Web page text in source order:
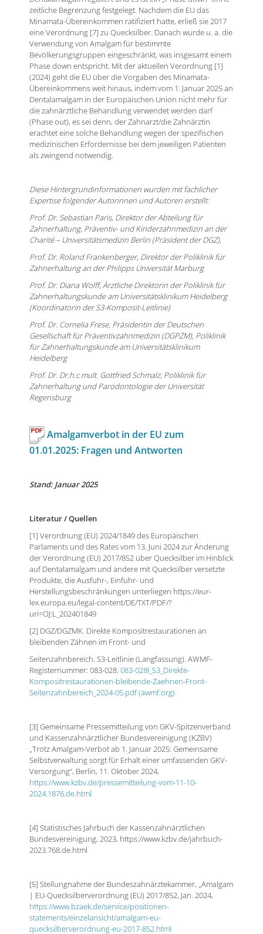
zeitliche Begrenzung festgelegt. Nachdem die EU das
Minamata-Übereinkommen ratifiziert hatte, erließ sie 2017
eine Verordnung [7] zu Quecksilber. Danach wurde u. a. die
Verwendung von Amalgam für bestimmte
Bevölkerungsgruppen eingeschränkt, was insgesamt einem
Phase down entspricht. Mit der aktuellen Verordnung [1]
(2024) geht die EU über die Vorgaben des Minamata-
Übereinkommens weit hinaus, indem vom 1. Januar 2025 an
Dentalamalgam in der Europäischen Union nicht mehr für
die zahnärztliche Behandlung verwendet werden darf
(Phase out), es sei denn, der Zahnarzt/die Zahnärztin
erachtet eine solche Behandlung wegen der spezifischen
medizinischen Erfordernisse bei dem jeweiligen Patienten
als zwingend notwendig.
Diese Hintergrundinformationen wurden mit fachlicher
Expertise folgender Autorinnen und Autoren erstellt:
Prof. Dr. Sebastian Paris, Direktor der Abteilung für
Zahnerhaltung, Präventiv- und Kinderzahnmedizin an der
Charité – Universitätsmedizin Berlin (Präsident der DGZ),
Prof. Dr. Roland Frankenberger, Direktor der Poliklinik für
Zahnerhaltung an der Philipps Universität Marburg
Prof. Dr. Diana Wolff, Ärztliche Direktorin der Poliklinik für
Zahnerhaltungskunde am Universitätsklinikum Heidelberg
(Koordinatorin der S3-Komposit-Leitlinie)
Prof. Dr. Cornelia Frese, Präsidentin der Deutschen
Gesellschaft für Präventivzahnmedizin (DGPZM), Poliklinik
für Zahnerhaltungskunde am Universitätsklinikum
Heidelberg
Prof. Dr. Dr.h.c.mult. Gottfried Schmalz, Poliklinik für
Zahnerhaltung und Parodontologie der Universität
Regensburg
Amalgamverbot in der EU zum
01.01.2025: Fragen und Antworten
Stand: Januar 2025
Literatur / Quellen
[1] Verordnung (EU) 2024/1849 des Europäischen
Parlaments und des Rates vom 13. Juni 2024 zur Änderung
der Verordnung (EU) 2017/852 über Quecksilber im Hinblick
auf Dentalamalgam und andere mit Quecksilber versetzte
Produkte, die Ausfuhr-, Einfuhr- und
Herstellungsbeschränkungen unterliegen https://eur-
lex.europa.eu/legal-content/DE/TXT/PDF/?
uri=OJ:L_202401849
[2] DGZ/DGZMK. Direkte Kompositrestaurationen an
bleibenden Zähnen im Front- und
Seitenzahnbereich. S3-Leitlinie (Langfassung). AWMF-
Registernummer: 083-028. 083-028l_S3_Direkte-
Kompositrestaurationen-bleibende-Zaehnen-Front-
Seitenzahnbereich_2024-05.pdf (awmf.org)
[3] Gemeinsame Pressemitteilung von GKV-Spitzenverband
und Kassenzahnärztlicher Bundesvereinigung (KZBV)
„Trotz Amalgam-Verbot ab 1. Januar 2025: Gemeinsame
Selbstverwaltung sorgt für Erhalt einer umfassenden GKV-
Versorgung“, Berlin, 11. Oktober 2024,
https://www.kzbv.de/pressemitteilung-vom-11-10-
2024.1876.de.html
[4] Statistisches Jahrbuch der Kassenzahnärztlichen
Bundesvereinigung, 2023, https://www.kzbv.de/jahrbuch-
2023.768.de.html
[5] Stellungnahme der Bundeszahnärztekammer, „Amalgam
| EU-Quecksilberverordnung (EU) 2017/852, Jan. 2024,
https://www.bzaek.de/service/positionen-
statements/einzelansicht/amalgam-eu-
quecksilberverordnung-eu-2017-852.html